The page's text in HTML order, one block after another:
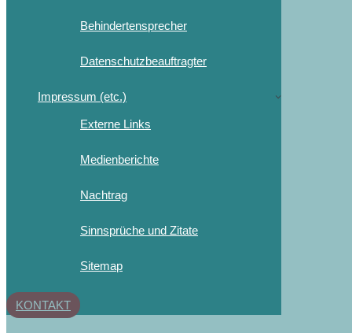
Behindertensprecher
Datenschutzbeauftragter
Impressum (etc.)
Externe Links
Medienberichte
Nachtrag
Sinnsprüche und Zitate
Sitemap
KONTAKT